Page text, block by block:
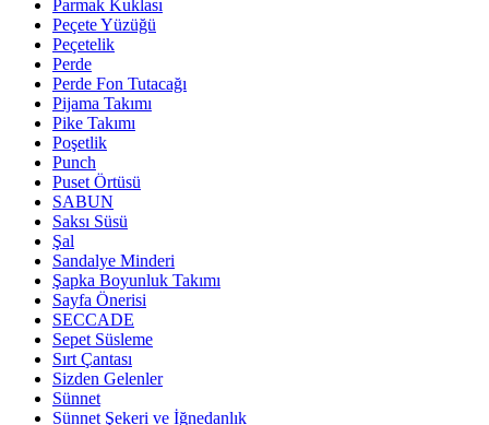
Parmak Kuklası
Peçete Yüzüğü
Peçetelik
Perde
Perde Fon Tutacağı
Pijama Takımı
Pike Takımı
Poşetlik
Punch
Puset Örtüsü
SABUN
Saksı Süsü
Şal
Sandalye Minderi
Şapka Boyunluk Takımı
Sayfa Önerisi
SECCADE
Sepet Süsleme
Sırt Çantası
Sizden Gelenler
Sünnet
Sünnet Şekeri ve İğnedanlık